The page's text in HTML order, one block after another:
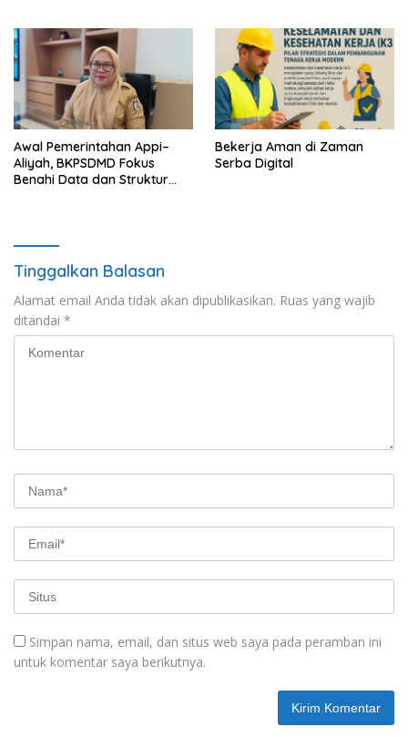
Awal Pemerintahan Appi–
Aliyah, BKPSDMD Fokus
Benahi Data dan Struktur
Bekerja Aman di Zaman
Serba Digital
Tinggalkan Balasan
Alamat email Anda tidak akan dipublikasikan. Ruas yang wajib
ditandai *
Simpan nama, email, dan situs web saya pada peramban ini
untuk komentar saya berikutnya.